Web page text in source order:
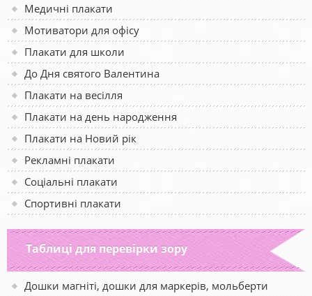
Медичні плакати
Мотиватори для офісу
Плакати для школи
До Дня святого Валентина
Плакати на весілля
Плакати на день народження
Плакати на Новий рік
Рекламні плакати
Соціальні плакати
Спортивні плакати
Таблиці для перевірки зору
Дошки магніті, дошки для маркерів, мольберти